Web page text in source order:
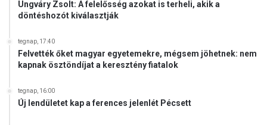
Ungváry Zsolt: A felelősség azokat is terheli, akik a
döntéshozót kiválasztják
tegnap, 17:40
Felvették őket magyar egyetemekre, mégsem jöhetnek: nem
kapnak ösztöndíjat a keresztény fiatalok
tegnap, 16:00
Új lendületet kap a ferences jelenlét Pécsett